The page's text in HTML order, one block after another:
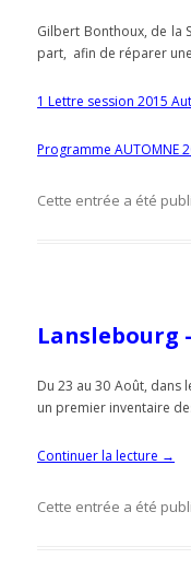
Gilbert Bonthoux, de la
part, afin de réparer
1 Lettre session 2015
Programme AUTOMNE
Cette entrée a été
Lanslebourg
Du 23 au 30 Août, dans
un premier inventaire
Continuer la lecture →
Cette entrée a été